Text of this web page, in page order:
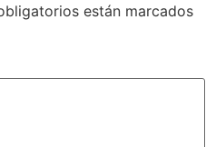
están marcados